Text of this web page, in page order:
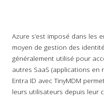
Azure s’est imposé dans les
moyen de gestion des
généralement utilisé pour
autres SaaS (applications en
Entra ID avec TinyMDM
leurs utilisateurs depuis leur